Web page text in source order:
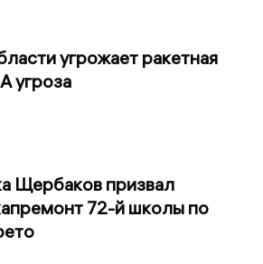
угрожает ракетная
угроза
Щербаков призвал
72-й школы по